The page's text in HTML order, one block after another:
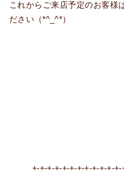
これからご来店予定のお客様
ださい（*^_^*）
+-+-+-+-+-+-+-+-+-+-+-